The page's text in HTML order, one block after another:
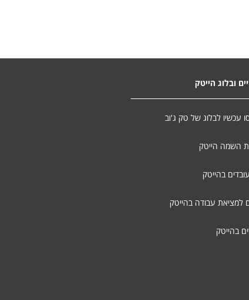
ובלוג הייטק
עכשיו לבלוג של טק ג'וב
השמה הייטק
בהייטק
למציאת עבודה בהייטק
בהייטק